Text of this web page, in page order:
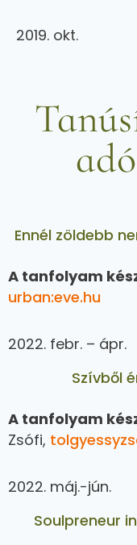
2019. okt.
Ennél zöldebb
A tanfolyam
urban:eve.hu
2022. febr. – ápr.
Szívből
A tanfolyam
Zsófi,
2022. máj.-jún.
Soulpreneur